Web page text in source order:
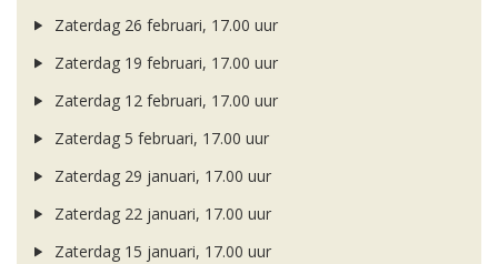
Zaterdag 26 februari, 17.00 uur
Zaterdag 19 februari, 17.00 uur
Zaterdag 12 februari, 17.00 uur
Zaterdag 5 februari, 17.00 uur
Zaterdag 29 januari, 17.00 uur
Zaterdag 22 januari, 17.00 uur
Zaterdag 15 januari, 17.00 uur